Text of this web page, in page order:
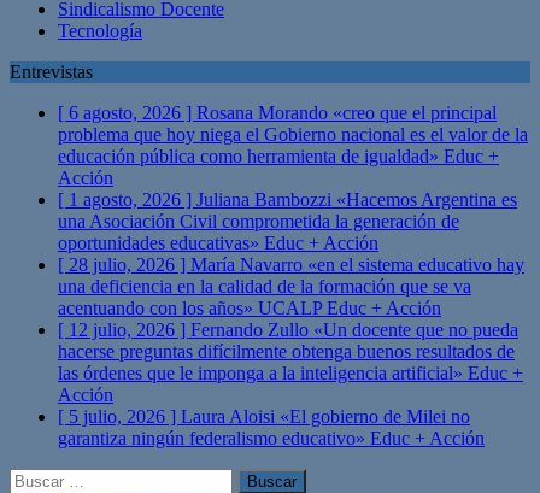
Sindicalismo Docente
Tecnología
Entrevistas
[ 6 agosto, 2026 ] Rosana Morando «creo que el principal
problema que hoy niega el Gobierno nacional es el valor de la
educación pública como herramienta de igualdad» Educ +
Acción
[ 1 agosto, 2026 ] Juliana Bambozzi «Hacemos Argentina es
una Asociación Civil comprometida la generación de
oportunidades educativas» Educ + Acción
[ 28 julio, 2026 ] María Navarro «en el sistema educativo hay
una deficiencia en la calidad de la formación que se va
acentuando con los años» UCALPEduc + Acción
[ 12 julio, 2026 ] Fernando Zullo «Un docente que no pueda
hacerse preguntas difícilmente obtenga buenos resultados de
las órdenes que le imponga a la inteligencia artificial» Educ +
Acción
[ 5 julio, 2026 ] Laura Aloisi «El gobierno de Milei no
garantiza ningún federalismo educativo» Educ + Acción
Buscar: